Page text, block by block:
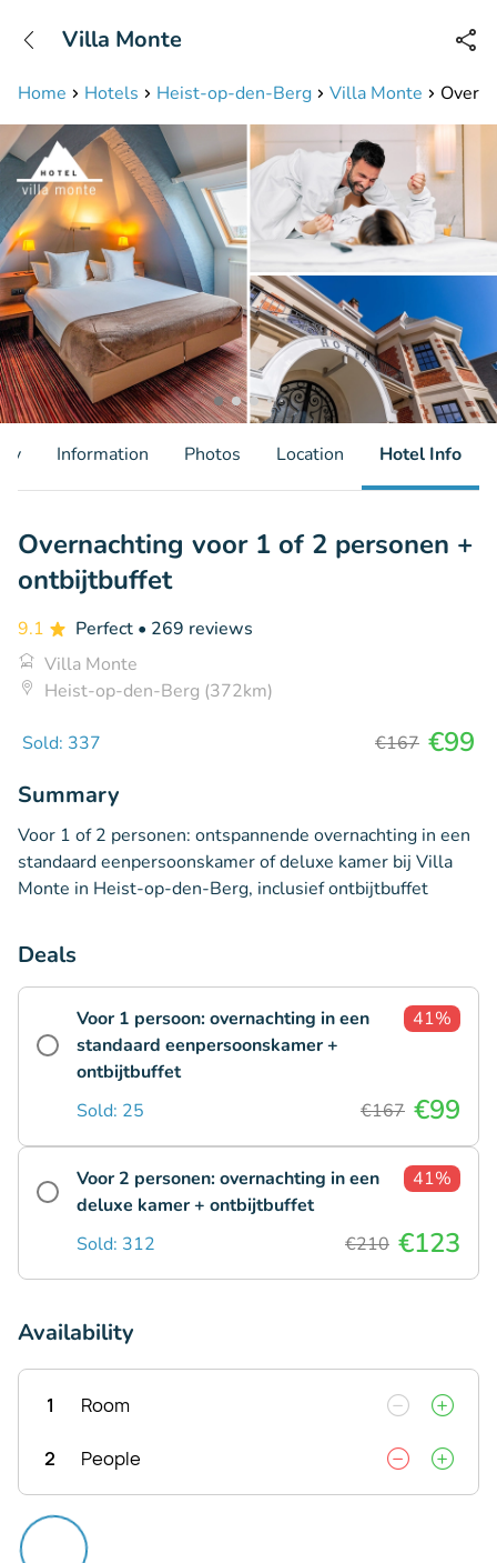
Available until 23:00
Home Hotels Heist-op-den-Berg Villa Monte
Villa Monte
Information Photos Location Hotel Info
Overnachting voor 1 of 2 personen +
ontbijtbuffet
9.1 Perfect • 269 reviews
Villa Monte
Heist-op-den-Berg (372km)
Sold: 337 €167 €99
Summary
Voor 1 of 2 personen: ontspannende overnachting in een
standaard eenpersoonskamer of deluxe kamer bij Villa
Monte in Heist-op-den-Berg, inclusief ontbijtbuffet
Deals
Voor 1 persoon: overnachting in een
standaard eenpersoonskamer +
ontbijtbuffet
41%
Sold: 25 €167 €99
Voor 2 personen: overnachting in een
deluxe kamer + ontbijtbuffet
41%
Sold: 312 €210 €123
Availability
1 Room
2 People